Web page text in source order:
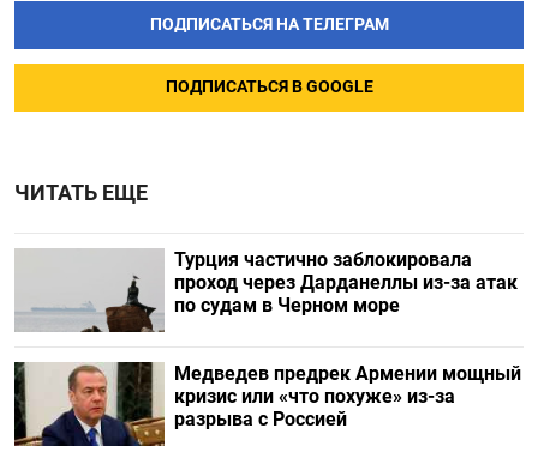
ПОДПИСАТЬСЯ НА ТЕЛЕГРАМ
ПОДПИСАТЬСЯ В GOOGLE
ЧИТАТЬ ЕЩЕ
Турция частично заблокировала
проход через Дарданеллы из-за атак
по судам в Черном море
Медведев предрек Армении мощный
кризис или «что похуже» из-за
разрыва с Россией